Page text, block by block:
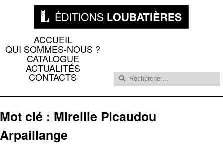
ACCUEIL
QUI SOMMES-NOUS ?
CATALOGUE
ACTUALITÉS
CONTACTS Rechercher :
Mot clé : Mireille Picaudou
Arpaillange